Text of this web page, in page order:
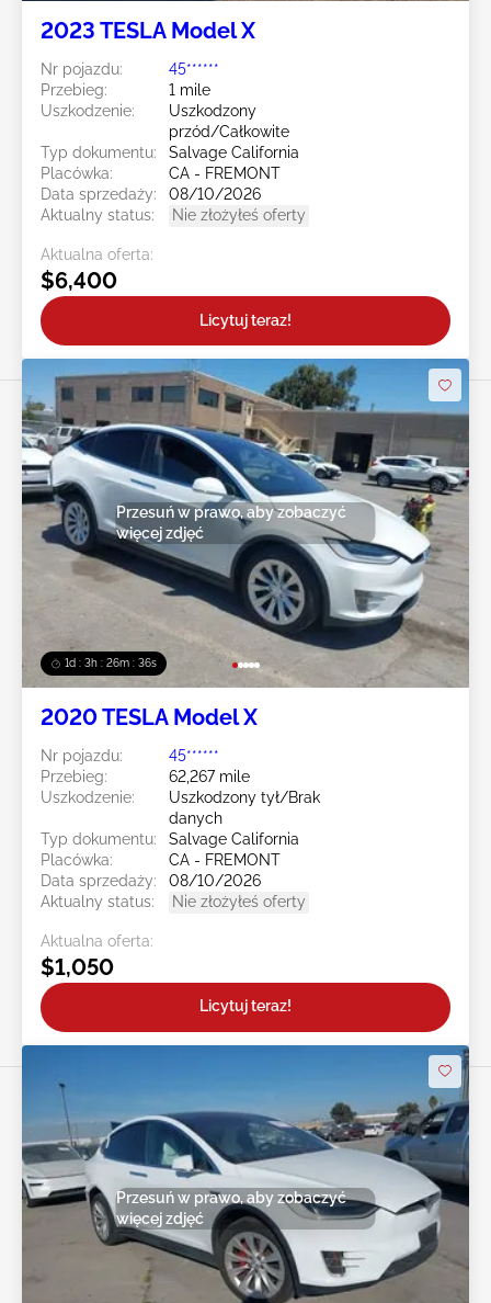
2023 TESLA Model X
Nr pojazdu:
45******
Przebieg:
1 mile
Uszkodzenie:
Uszkodzony
przód/Całkowite
Typ dokumentu:
Salvage California
Placówka:
CA - FREMONT
Data sprzedaży:
08/10/2026
Aktualny status:
Nie złożyłeś oferty
Aktualna oferta:
$6,400
Licytuj teraz!
1d : 3h : 26m : 33s
Przesuń w prawo, aby zobaczyć
więcej zdjęć
2020 TESLA Model X
Nr pojazdu:
45******
Przebieg:
62,267 mile
Uszkodzenie:
Uszkodzony tył/Brak
danych
Typ dokumentu:
Salvage California
Placówka:
CA - FREMONT
Data sprzedaży:
08/10/2026
Aktualny status:
Nie złożyłeś oferty
Aktualna oferta:
$1,050
Licytuj teraz!
Przesuń w prawo, aby zobaczyć
więcej zdjęć